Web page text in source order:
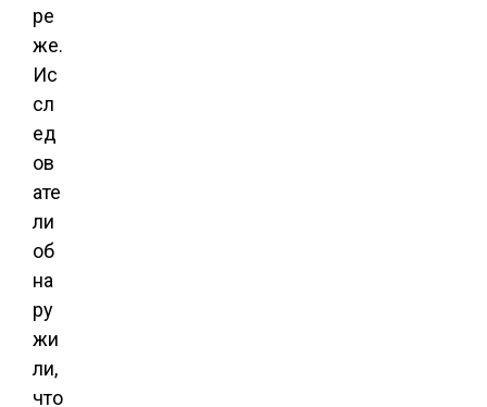
ре
же.
Ис
сл
ед
ов
ате
ли
об
на
ру
жи
ли,
что